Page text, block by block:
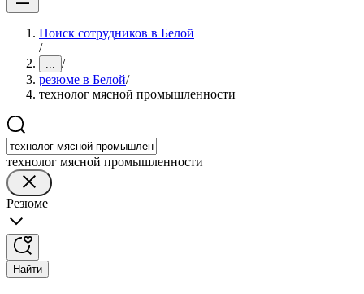
Поиск сотрудников в Белой
/
... /
резюме в Белой/
технолог мясной промышленности
технолог мясной промышленности
Резюме
Найти